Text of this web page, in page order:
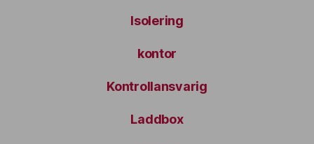
Isolering
kontor
Kontrollansvarig
Laddbox